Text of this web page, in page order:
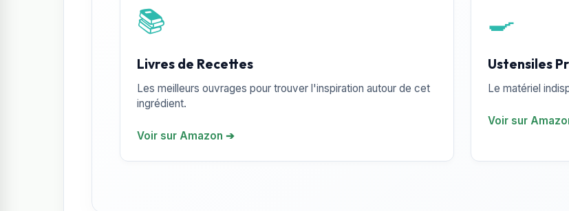
📚
Livres de Recettes
Les meilleurs ouvrages pour trouver l'inspiration autour de cet
ingrédient.
Voir sur Amazon ➔
🍳
Ustensiles
Le matériel
Voir sur